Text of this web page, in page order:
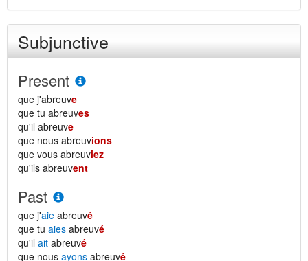
Subjunctive
Present
que j'abreuve
que tu abreuves
qu'il abreuve
que nous abreuvions
que vous abreuviez
qu'ils abreuvent
Past
que j'aie abreuvé
que tu aies abreuvé
qu'il ait abreuvé
que nous ayons abreuvé